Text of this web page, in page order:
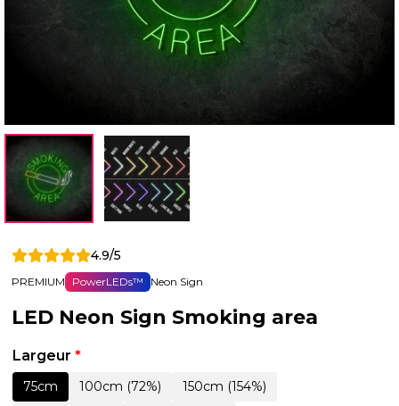
4.9/5
PREMIUM PowerLEDs™ Neon Sign
LED Neon Sign Smoking area
Largeur *
75cm 100cm (72%)
150cm (154%)